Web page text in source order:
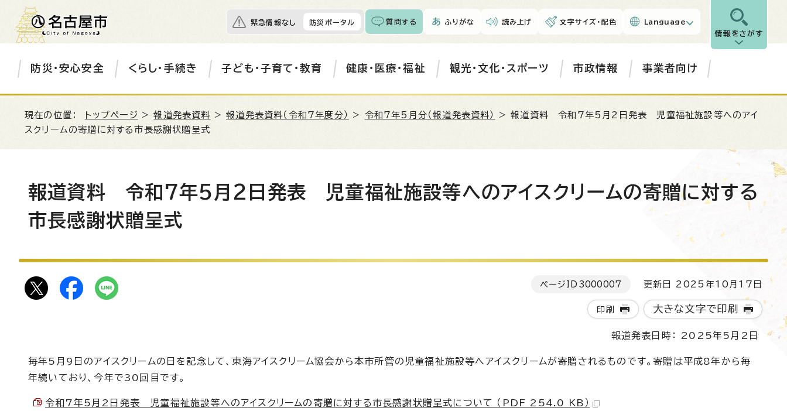
緊急情報なし 防災ポータル 質問する ふりがな 読み上げ 文字サイズ・配色 Language
情報をさがす
防災・安心安全 くらし・手続き 子ども・子育て・教育 健康・医療・福祉 観光・文化・スポーツ 市政情報 事業者向け
現在の位置： トップページ >報道発表資料 >報道発表資料（令和7年度分） > 令和7年5月分（報道発表資料）
> 報道資料 令和7年5月2日発表 児童福祉施設等へのアイ
スクリームの寄贈に対する市長感謝状贈呈式
報道資料 令和7年5月2日発表 児童福祉施設等へのアイスクリームの寄贈に対する
市長感謝状贈呈式
ページID 3000007 更新日 2025年10月17日
印刷 大きな文字で印刷
報道発表日時： 2025年5月2日
毎年5月9日のアイスクリームの日を記念して、東海アイスクリーム協会から本市所管の児童福祉施設等へアイスクリームが寄贈されるものです。寄贈は平成8年から毎
年続いており、今年で30回目です。
令和7年5月2日発表 児童福祉施設等へのアイスクリームの寄贈に対する市長感謝状贈呈式について （PDF 254.0 KB）